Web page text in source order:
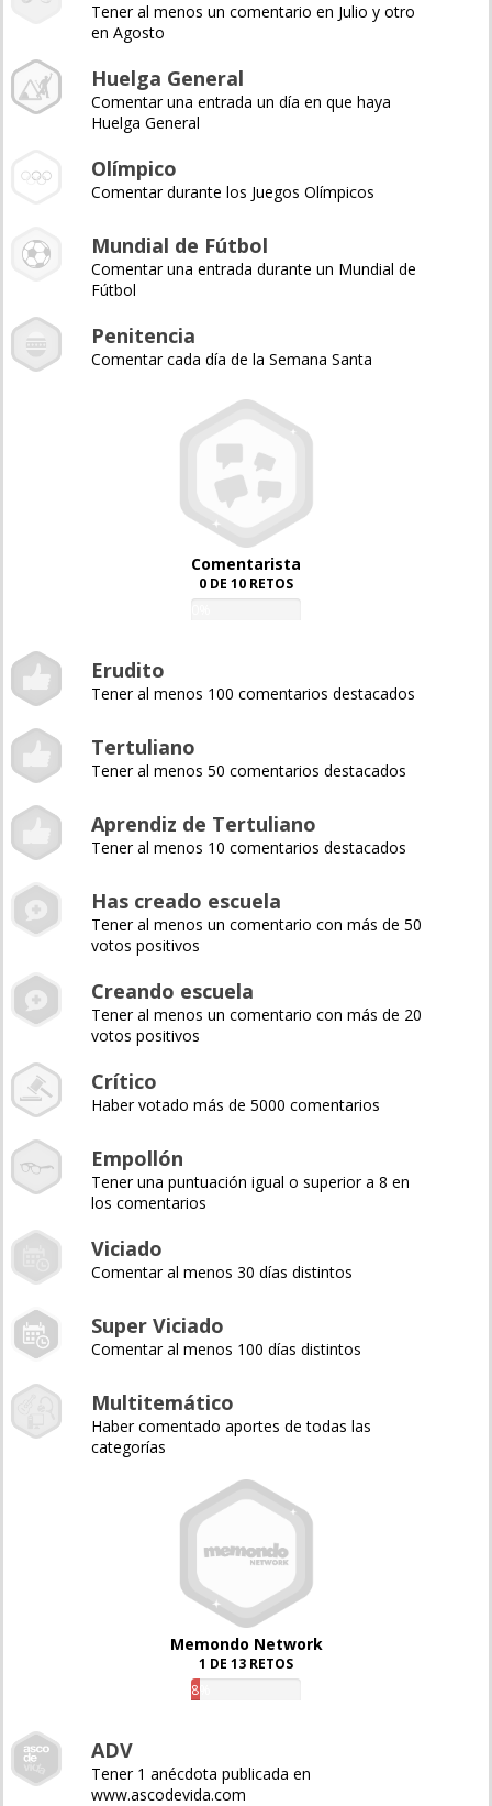
Tener al menos un comentario en Julio y otro
en Agosto
Huelga General
Comentar una entrada un día en que haya
Huelga General
Olímpico
Comentar durante los Juegos Olímpicos
Mundial de Fútbol
Comentar una entrada durante un Mundial de
Fútbol
Penitencia
Comentar cada día de la Semana Santa
Comentarista
0 DE 10 RETOS
Erudito
Tener al menos 100 comentarios destacados
Tertuliano
Tener al menos 50 comentarios destacados
Aprendiz de Tertuliano
Tener al menos 10 comentarios destacados
Has creado escuela
Tener al menos un comentario con más de 50
votos positivos
Creando escuela
Tener al menos un comentario con más de 20
votos positivos
Crítico
Haber votado más de 5000 comentarios
Empollón
Tener una puntuación igual o superior a 8 en
los comentarios
Viciado
Comentar al menos 30 días distintos
Super Viciado
Comentar al menos 100 días distintos
Multitemático
Haber comentado aportes de todas las
categorías
Memondo Network
1 DE 13 RETOS
8%
ADV
Tener 1 anécdota publicada en
www.ascodevida.com